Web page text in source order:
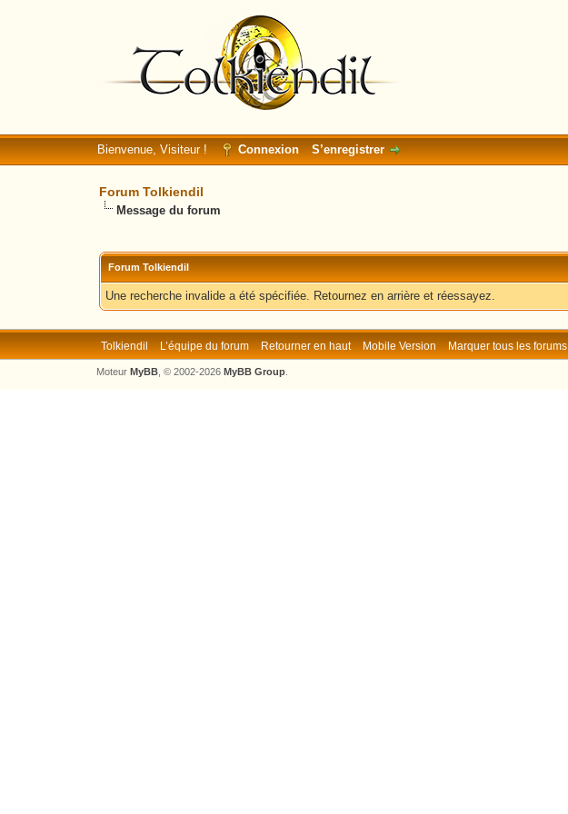
Bienvenue, Visiteur ! Connexion S’enregistrer
Forum Tolkiendil
Message du forum
Forum Tolkiendil
Une recherche invalide a été spécifiée. Retournez en arrière et réessayez.
Tolkiendil L’équipe du forum Retourner en haut Mobile Version Marquer tous les
Moteur MyBB, © 2002-2026 MyBB Group.